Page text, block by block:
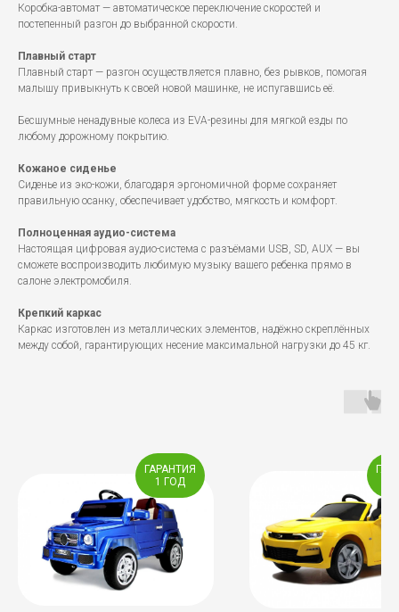
Коробка-автомат — автоматическое переключение скоростей и
постепенный разгон до выбранной скорости.
Плавный старт
Плавный старт — разгон осуществляется плавно, без рывков, помогая
малышу привыкнуть к своей новой машинке, не испугавшись её.
Бесшумные ненадувные колеса из EVA-резины для мягкой езды по
любому дорожному покрытию.
Кожаное сиденье
Сиденье из эко-кожи, благодаря эргономичной форме сохраняет
правильную осанку, обеспечивает удобство, мягкость и комфорт.
Полноценная аудио-система
Настоящая цифровая аудио-система с разъёмами USB, SD, AUX — вы
сможете воспроизводить любимую музыку вашего ребенка прямо в
салоне электромобиля.
Крепкий каркас
Каркас изготовлен из металлических элементов, надёжно скреплённых
между собой, гарантирующих несение максимальной нагрузки до 45 кг.
ГАРАНТИЯ
1 ГОД